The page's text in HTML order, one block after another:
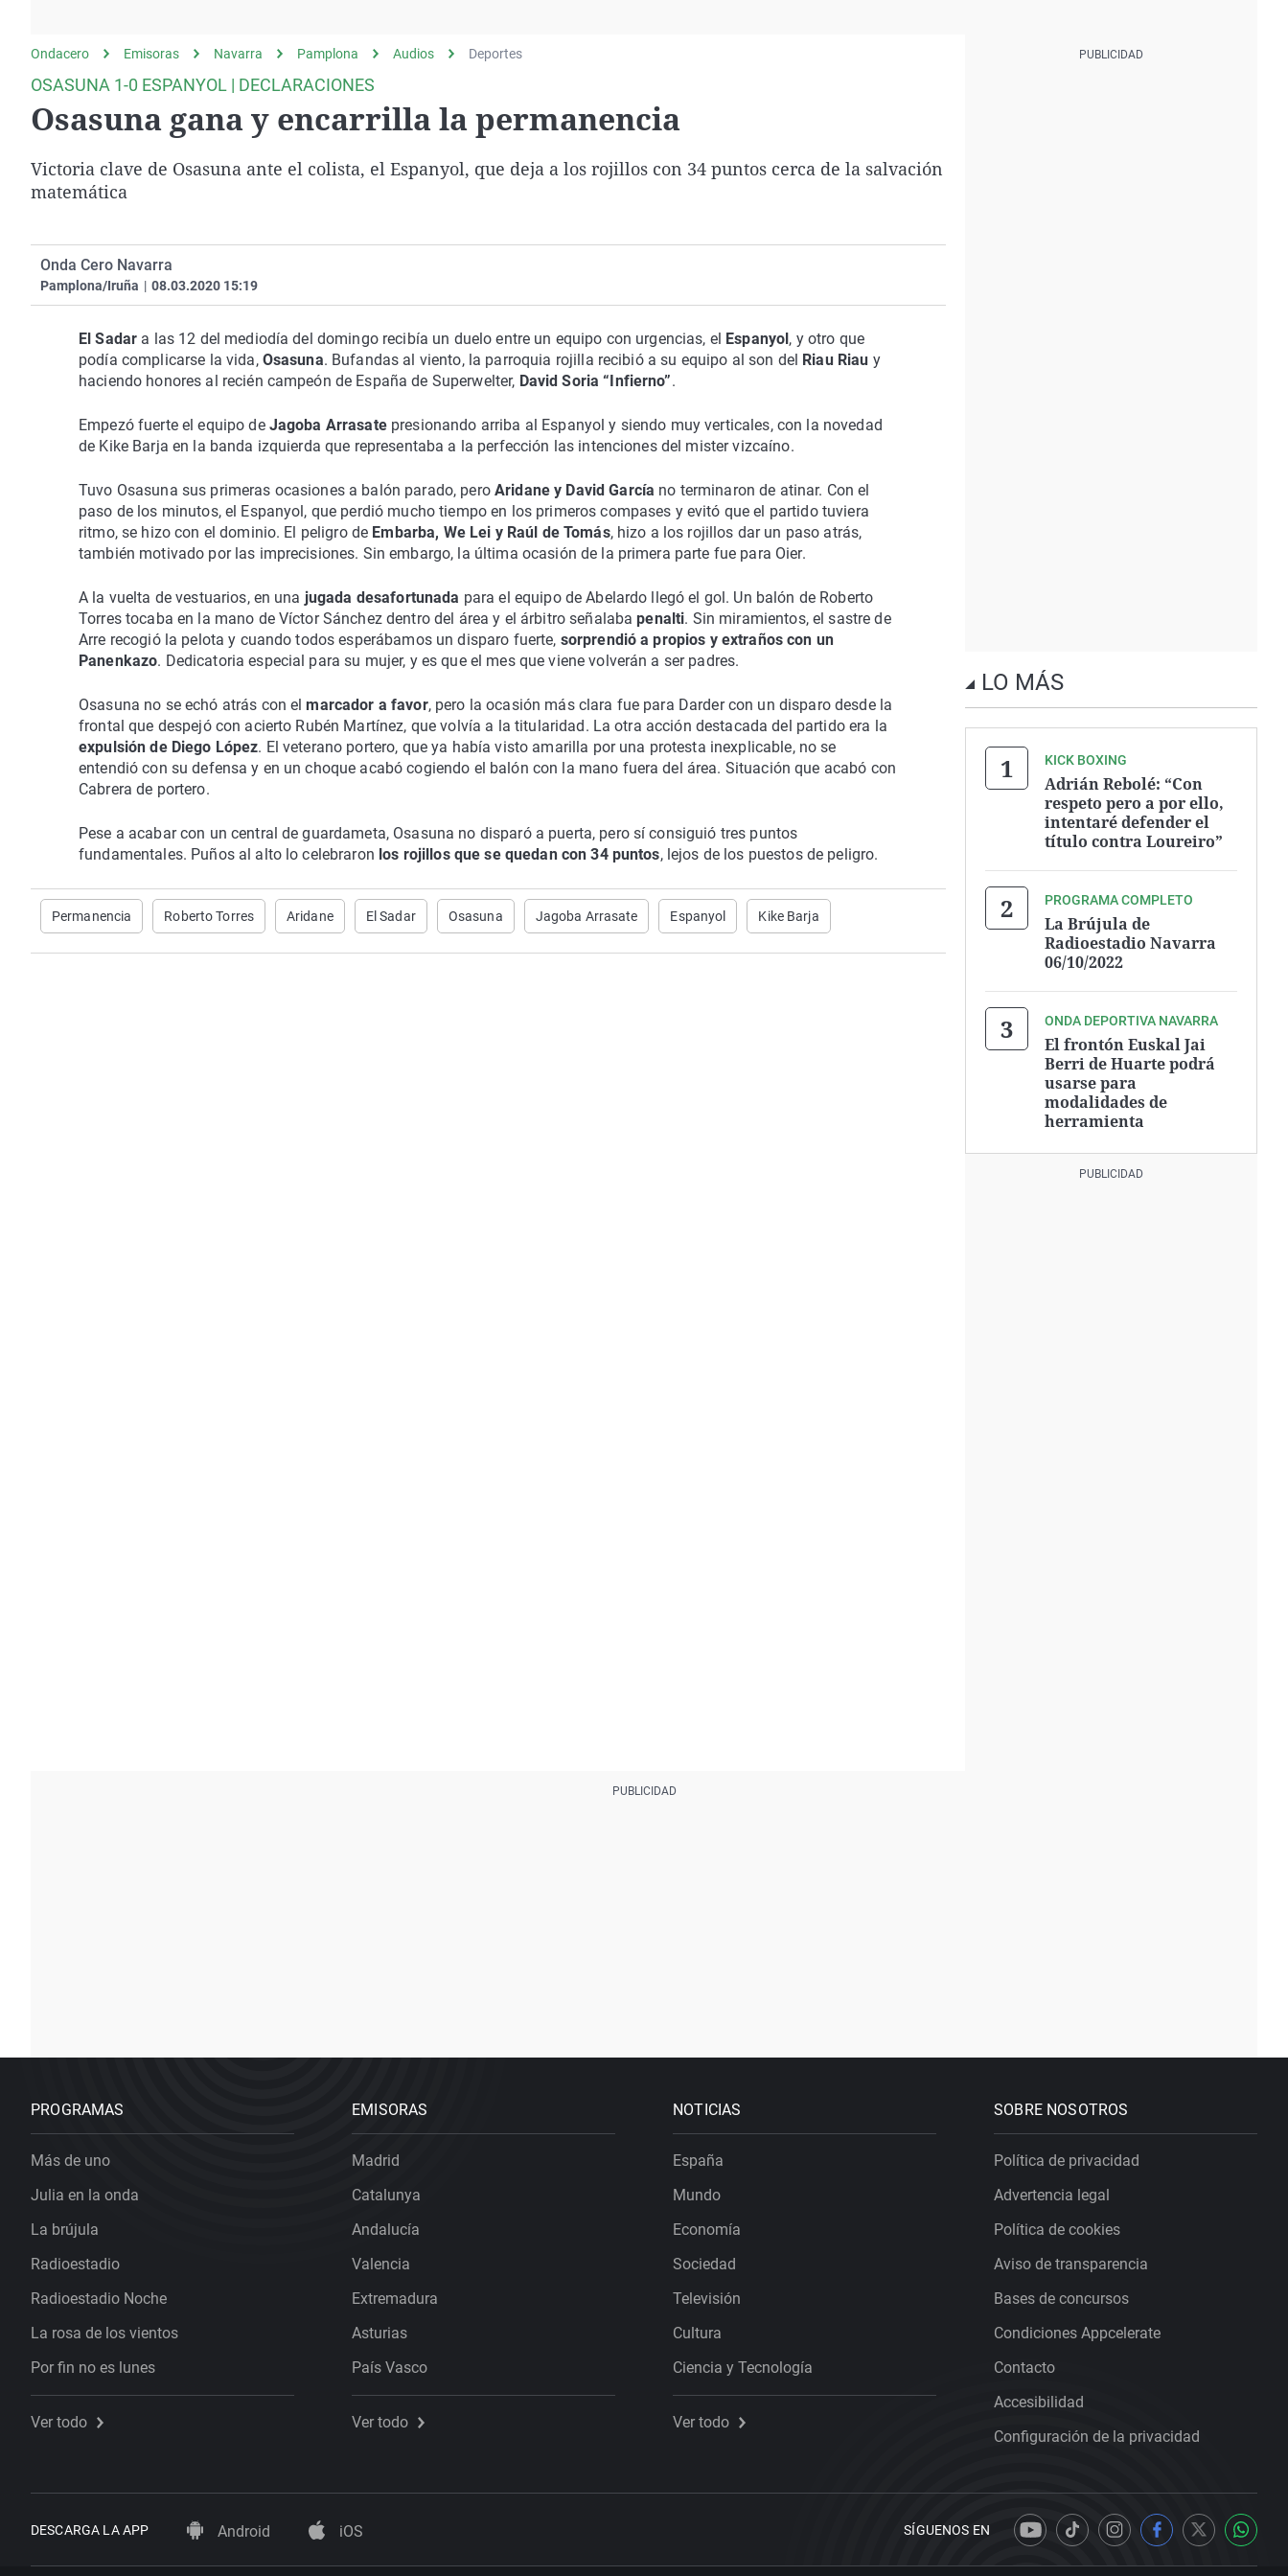
gato
Negra
Ondacero Emisoras Navarra Pamplona Audios Deportes
OSASUNA 1-0 ESPANYOL | DECLARACIONES
Osasuna gana y encarrilla la permanencia
Victoria clave de Osasuna ante el colista, el Espanyol, que deja a los rojillos con 34 puntos cerca de la salvación
matemática
Onda Cero Navarra
Pamplona/Iruña | 08.03.2020 15:19
El Sadar a las 12 del mediodía del domingo recibía un duelo entre un equipo con urgencias, el Espanyol, y otro que
podía complicarse la vida, Osasuna. Bufandas al viento, la parroquia rojilla recibió a su equipo al son del Riau Riau y
haciendo honores al recién campeón de España de Superwelter, David Soria “Infierno”.
Empezó fuerte el equipo de Jagoba Arrasatepresionando arriba al Espanyol y siendo muy verticales, con la novedad
de Kike Barja en la banda izquierda que representaba a la perfección las intenciones del mister vizcaíno.
Tuvo Osasuna sus primeras ocasiones a balón parado, pero Aridane y David García no terminaron de atinar. Con el
paso de los minutos, el Espanyol, que perdió mucho tiempo en los primeros compases y evitó que el partido tuviera
ritmo, se hizo con el dominio. El peligro de Embarba, We Lei y Raúl de Tomás, hizo a los rojillos dar un paso atrás,
también motivado por las imprecisiones. Sin embargo, la última ocasión de la primera parte fue para Oier.
A la vuelta de vestuarios, en una jugada desafortunada para el equipo de Abelardo llegó el gol. Un balón de Roberto
Torres tocaba en la mano de Víctor Sánchez dentro del área y el árbitro señalaba penalti. Sin miramientos, el sastre de
Arre recogió la pelota y cuando todos esperábamos un disparo fuerte, sorprendió a propios y extraños con un
Panenkazo. Dedicatoria especial para su mujer, y es que el mes que viene volverán a ser padres.
Osasuna no se echó atrás con elmarcador a favor, pero la ocasión más clara fue para Darder con un disparo desde la
frontal que despejó con acierto Rubén Martínez, que volvía a la titularidad. La otra acción destacada del partido era la
expulsión de Diego López. El veterano portero, que ya había visto amarilla por una protesta inexplicable, no se
entendió con su defensa y en un choque acabó cogiendo el balón con la mano fuera del área. Situación que acabó con
Cabrera de portero.
Pese a acabar con un central de guardameta, Osasuna no disparó a puerta, pero sí consiguió tres puntos
fundamentales. Puños al alto lo celebraron los rojillos que se quedan con 34 puntos, lejos de los puestos de peligro.
Permanencia Roberto Torres Aridane El Sadar Osasuna Jagoba Arrasate Espanyol Kike Barja
LO MÁS
KICK BOXING
Adrián Rebolé: “Con
respeto pero a por ello,
intentaré defender el
título contra Loureiro”
PROGRAMA COMPLETO
La Brújula de
Radioestadio Navarra
06/10/2022
ONDA DEPORTIVA NAVARRA
El frontón Euskal Jai
Berri de Huarte podrá
usarse para
modalidades de
herramienta
PROGRAMAS
Más de uno
Julia en la onda
La brújula
Radioestadio
Radioestadio Noche
La rosa de los vientos
Por fin no es lunes
Ver todo
EMISORAS
Madrid
Catalunya
Andalucía
Valencia
Extremadura
Asturias
País Vasco
Ver todo
NOTICIAS
España
Mundo
Economía
Sociedad
Televisión
Cultura
Ciencia y Tecnología
Ver todo
SOBRE NOSOTROS
Política de privacidad
Advertencia legal
Política de cookies
Aviso de transparencia
Bases de concursos
Condiciones Appcelerate
Contacto
Accesibilidad
Configuración de la privacidad
DESCARGA LA APP Android iOS SÍGUENOS EN